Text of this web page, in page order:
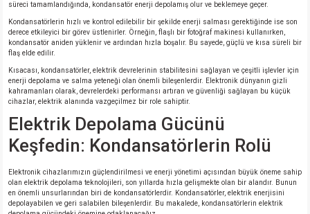
süreci tamamlandığında, kondansatör enerji depolamış olur ve beklemeye geçer.
Kondansatörlerin hızlı ve kontrol edilebilir bir şekilde enerji salması gerektiğinde ise son
derece etkileyici bir görev üstlenirler. Örneğin, flaşlı bir fotoğraf makinesi kullanırken,
kondansatör aniden yüklenir ve ardından hızla boşalır. Bu sayede, güçlü ve kısa süreli bir
flaş elde edilir.
Kısacası, kondansatörler, elektrik devrelerinin stabilitesini sağlayan ve çeşitli işlevler için
enerji depolama ve salma yeteneği olan önemli bileşenlerdir. Elektronik dünyanın gizli
kahramanları olarak, devrelerdeki performansı artıran ve güvenliği sağlayan bu küçük
cihazlar, elektrik alanında vazgeçilmez bir role sahiptir.
Elektrik Depolama Gücünü
Keşfedin: Kondansatörlerin Rolü
Elektronik cihazlarımızın güçlendirilmesi ve enerji yönetimi açısından büyük öneme sahip
olan elektrik depolama teknolojileri, son yıllarda hızla gelişmekte olan bir alandır. Bunun
en önemli unsurlarından biri de kondansatörlerdir. Kondansatörler, elektrik enerjisini
depolayabilen ve geri salabilen bileşenlerdir. Bu makalede, kondansatörlerin elektrik